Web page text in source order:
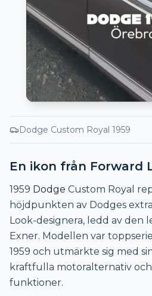
Dodge Custom Royal 1959
En ikon från Forward
1959 Dodge Custom Royal
höjdpunkten av Dodges
Look-designera, ledd av den
Exner. Modellen var
1959 och utmärkte sig med
kraftfulla motoralternativ
funktioner.